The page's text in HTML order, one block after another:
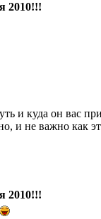
2010!!!
и куда он вас
и не важно как
2010!!!